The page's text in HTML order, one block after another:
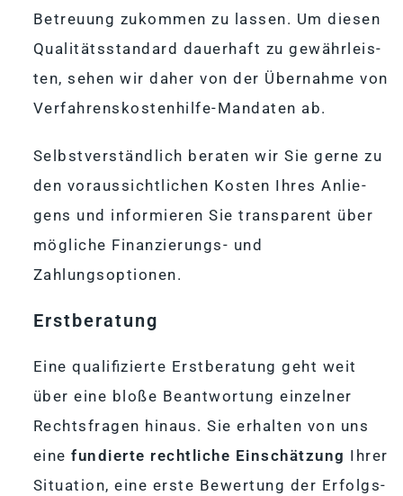
Be­treu­ung zu­kom­men zu las­sen. Um die­sen
Qua­li­täts­stan­dard dau­er­haft zu ge­währ­leis­
ten, se­hen wir da­her von der Über­nahme von
Ver­fah­rens­kos­ten­hilfe-Man­da­ten ab.
Selbst­ver­ständ­lich be­ra­ten wir Sie gerne zu
den vor­aus­sicht­li­chen Kos­ten Ih­res An­lie­
gens und in­for­mie­ren Sie trans­pa­rent über
mög­li­che Fi­nan­zie­rungs- und
Zahlungsoptionen.
Erst­be­ra­tung
Eine qua­li­fi­zierte Erst­be­ra­tung geht weit
über eine bloße Be­ant­wor­tung ein­zel­ner
Rechts­fra­gen hin­aus. Sie er­hal­ten von uns
einefun­dierte recht­li­che Ein­schät­zung
Ih­rer
Si­tua­tion, eine erste Be­wer­tung der Er­folgs­